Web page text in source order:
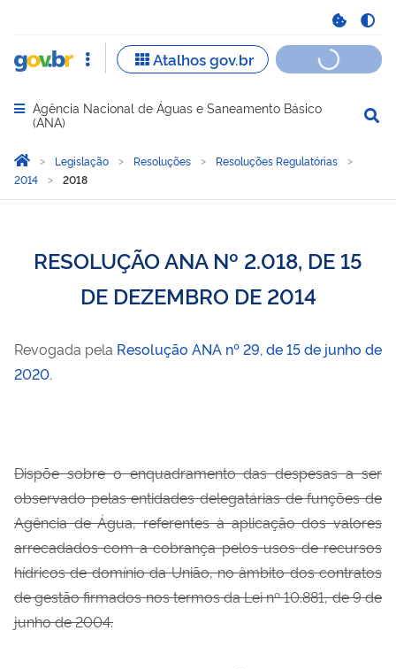
Abrir menu principal de navegação
Agência Nacional de Águas e Saneamento Básico
(ANA)
Você está aqui:
Página Inicial
Legislação Resoluções
Resoluções Regulatórias
2014
2018
RESOLUÇÃO ANA Nº 2.018, DE 15
DE DEZEMBRO DE 2014
Revogada pela Resolução ANA nº 29, de 15 de junho de
2020.
Dispõe sobre o enquadramento das despesas a ser
observado pelas entidades delegatárias de funções de
Agência de Água, referentes à aplicação dos valores
arrecadados com a cobrança pelos usos de recursos
hídricos de domínio da União, no âmbito dos contratos
de gestão firmados nos termos da Lei nº 10.881, de 9 de
junho de 2004.